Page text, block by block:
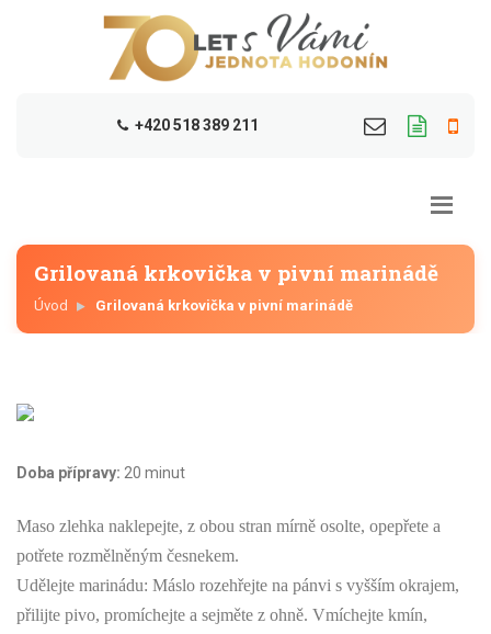
+420 518 389 211
Grilovaná krkovička v pivní marinádě
Úvod Grilovaná krkovička v pivní marinádě
Doba přípravy: 20 minut
Maso zlehka naklepejte, z obou stran mírně osolte, opepřete a
potřete rozmělněným česnekem.
Udělejte marinádu: Máslo rozehřejte na pánvi s vyšším okrajem,
přilijte pivo, promíchejte a sejměte z ohně. Vmíchejte kmín,